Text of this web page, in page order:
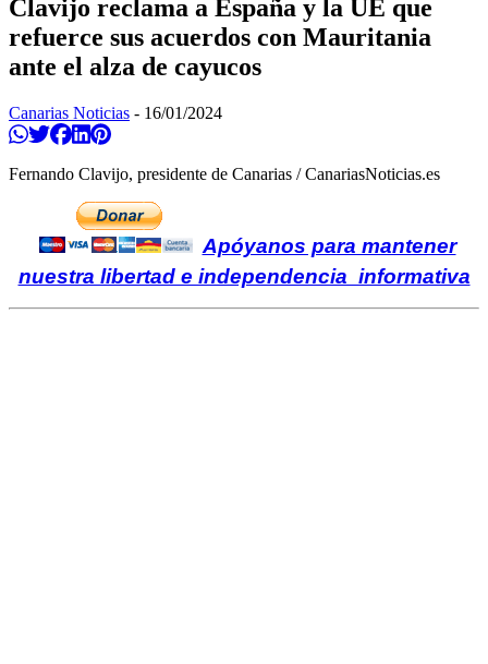
Clavijo reclama a España y la UE que
refuerce sus acuerdos con Mauritania
ante el alza de cayucos
Canarias Noticias - 16/01/2024
Compartir en Whatsapp
Twittear
Compartir en Facebook
Compartir en Linkedin
Compartir en Pinterest
Fernando Clavijo, presidente de Canarias / CanariasNoticias.es
Apóyanos para mantener
nuestra libertad e independencia informativa